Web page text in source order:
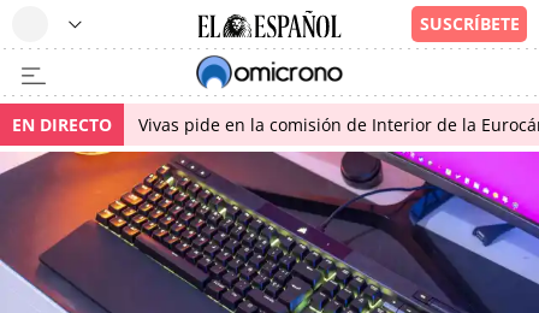
EN DIRECTO Vivas pide en la comisión de Interior de la